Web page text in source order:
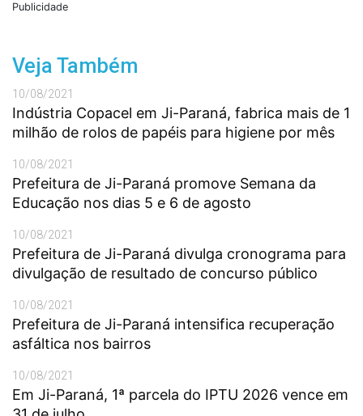
Publicidade
Veja Também
10/08/2021
Indústria Copacel em Ji-Paraná, fabrica mais de 1
milhão de rolos de papéis para higiene por mês
10/08/2021
Prefeitura de Ji-Paraná promove Semana da
Educação nos dias 5 e 6 de agosto
10/08/2021
Prefeitura de Ji-Paraná divulga cronograma para
divulgação de resultado de concurso público
10/08/2021
Prefeitura de Ji-Paraná intensifica recuperação
asfáltica nos bairros
10/08/2021
Em Ji-Paraná, 1ª parcela do IPTU 2026 vence em